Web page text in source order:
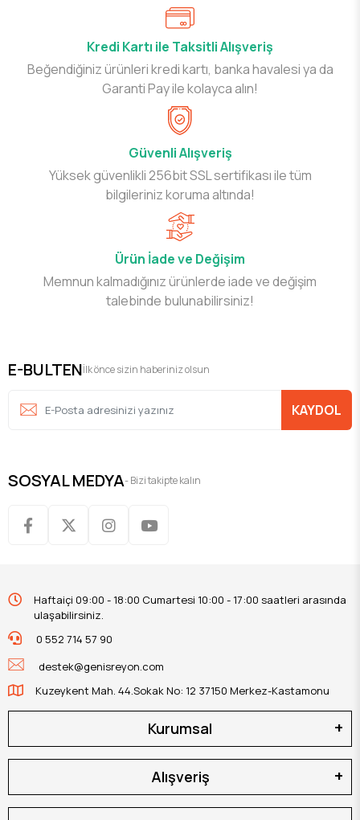
Kredi Kartı ile Taksitli Alışveriş
Beğendiğiniz ürünleri kredi kartı, banka havalesi ya da
Garanti Pay ile kolayca alın!
Güvenli Alışveriş
Yüksek güvenlikli 256bit SSL sertifikası ile tüm
bilgileriniz koruma altında!
Ürün İade ve Değişim
Memnun kalmadığınız ürünlerde iade ve değişim
talebinde bulunabilirsiniz!
E-BULTENİlk önce sizin haberiniz olsun
KAYDOL
SOSYAL MEDYA- Bizi takipte kalın
Haftaiçi 09:00 - 18:00 Cumartesi 10:00 - 17:00 saatleri arasında
ulaşabilirsiniz.
0 552 714 57 90
destek@genisreyon.com
Kuzeykent Mah. 44.Sokak No: 12 37150 Merkez-Kastamonu
Kurumsal
Alışveriş